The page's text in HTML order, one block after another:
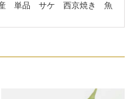
単品 サケ 西京焼き 魚